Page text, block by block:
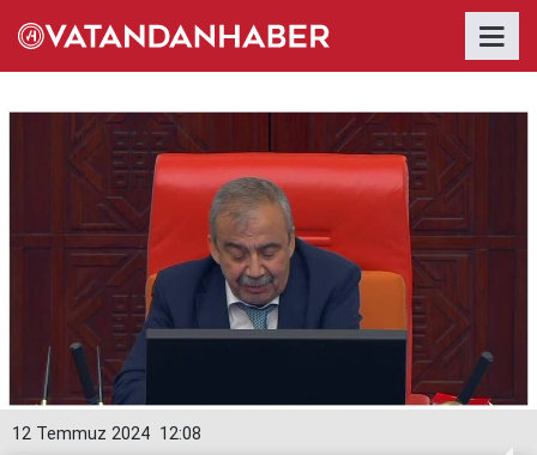
12:08
12 Temmuz 2024